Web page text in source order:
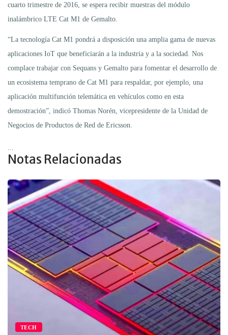
cuarto trimestre de 2016, se espera recibir muestras del módulo
inalámbrico LTE Cat M1 de Gemalto.
“La tecnología Cat M1 pondrá a disposición una amplia gama de nuevas
aplicaciones IoT que beneficiarán a la industria y a la sociedad. Nos
complace trabajar con Sequans y Gemalto para fomentar el desarrollo de
un ecosistema temprano de Cat M1 para respaldar, por ejemplo, una
aplicación multifunción telemática en vehículos como en esta
demostración”, indicó Thomas Norén, vicepresidente de la Unidad de
Negocios de Productos de Red de Ericsson.
Notas Relacionadas
TECH